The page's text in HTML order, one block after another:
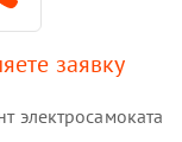
заявку
электросамоката